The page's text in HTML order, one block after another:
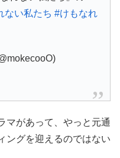
ない私たち #けもなれ
マがあって、やっと元通
ングを迎えるのではない